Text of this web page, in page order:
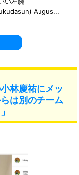
Augus...
林慶祐にメッ
は別のチーム